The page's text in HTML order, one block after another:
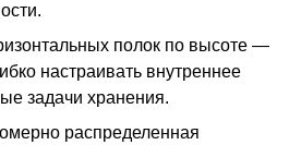
полок по высоте —
настраивать внутреннее
задачи хранения.
распределенная